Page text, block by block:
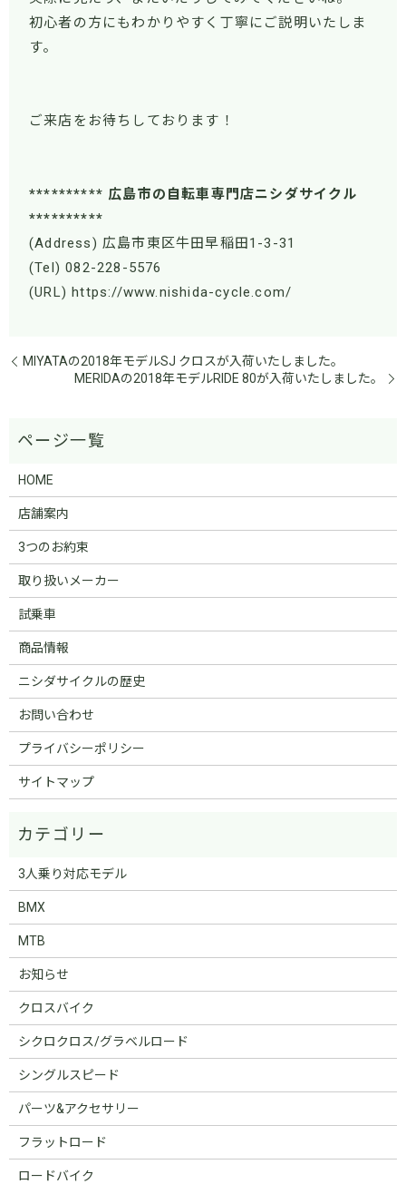
初心者の方にもわかりやすく丁寧にご説明いたしま
す。
ご来店をお待ちしております！
********** 広島市の自転車専門店ニシダサイクル
**********
(Address) 広島市東区牛田早稲田1-3-31
(Tel) 082-228-5576
(URL) https://www.nishida-cycle.com/
MIYATAの2018年モデルSJ クロスが入荷いたしました。
MERIDAの2018年モデルRIDE 80が入荷いたしました。
HOME
店舗案内
3つのお約束
取り扱いメーカー
試乗車
商品情報
ニシダサイクルの歴史
お問い合わせ
プライバシーポリシー
サイトマップ
3人乗り対応モデル
BMX
MTB
お知らせ
クロスバイク
シクロクロス/グラベルロード
シングルスピード
パーツ&アクセサリー
フラットロード
ロードバイク